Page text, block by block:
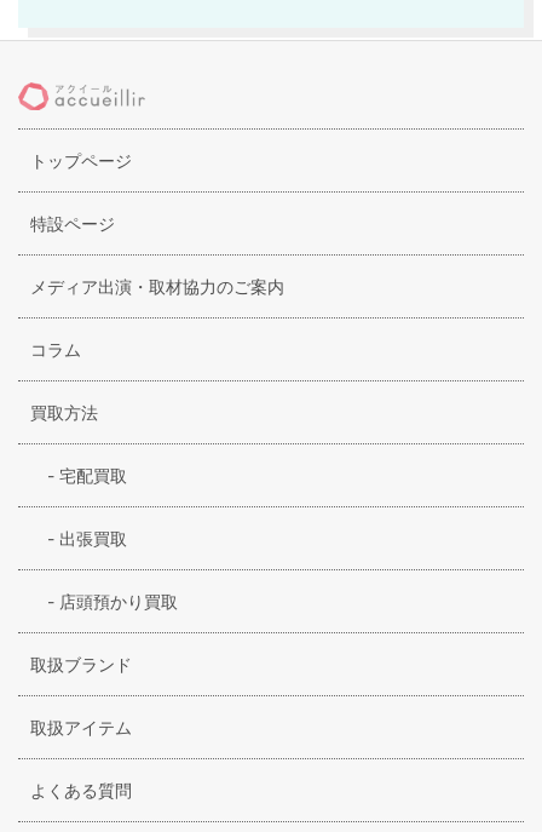
ザリアルマッコイズ（The REAL McCOY'S）が提案する、古
でも積極的に取り上げられ、1990年代の日本のファッション
シーンで大きな役割を担ってきました。
その人気ぶりは、アイテム完売は当たり前、予約販売にも注
文が殺到というほど。
現在もデニム好きな男性やアメカジファッション特集には欠
かせないブランドのひとつです。
トップページ
特設ページ
メディア出演・取材協力のご案内
コラム
買取方法
- 宅配買取
- 出張買取
- 店頭預かり買取
取扱ブランド
取扱アイテム
よくある質問